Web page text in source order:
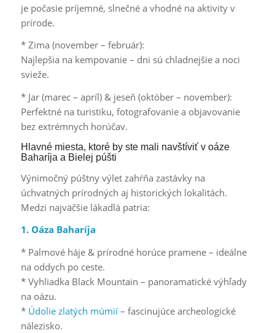
je počasie príjemné, slnečné a vhodné na aktivity v
prírode.
* Zima (november – február):
Najlepšia na kempovanie – dni sú chladnejšie a noci
svieže.
* Jar (marec – apríl) & jeseň (október – november):
Perfektné na turistiku, fotografovanie a objavovanie
bez extrémnych horúčav.
Hlavné miesta, ktoré by ste mali navštíviť v oáze
Baharíja a Bielej púšti
Výnimočný púštny výlet zahŕňa zastávky na
úchvatných prírodných aj historických lokalitách.
Medzi najväčšie lákadlá patria:
1. Oáza Baharíja
* Palmové háje & prírodné horúce pramene – ideálne
na oddych po ceste.
* Vyhliadka Black Mountain – panoramatické výhľady
na oázu.
* Údolie zlatých múmií– fascinujúce archeologické
nálezisko.